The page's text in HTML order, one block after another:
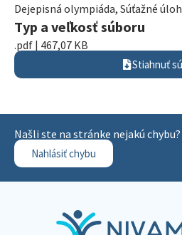
Dejepisná olympiáda, Súťažné
Typ a veľkosť súboru
.pdf | 467,07 KB
Stiahnuť
Našli ste na stránke nejakú
Nahlásiť chybu